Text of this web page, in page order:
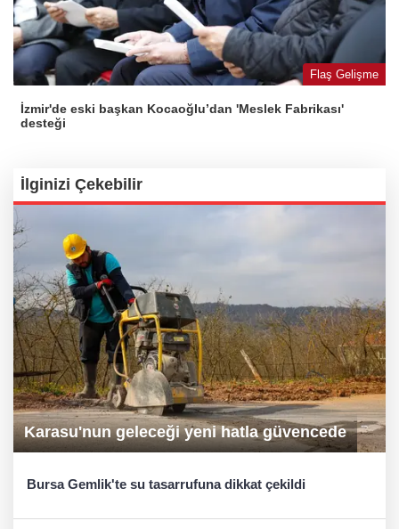
Flaş Gelişme
İzmir'de eski başkan Kocaoğlu’dan 'Meslek Fabrikası'
desteği
İlginizi Çekebilir
Karasu'nun geleceği yeni hatla güvencede
Bursa Gemlik'te su tasarrufuna dikkat çekildi